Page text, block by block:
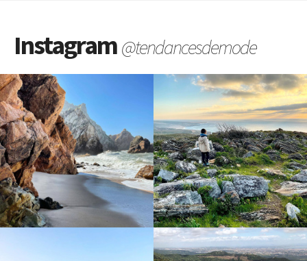
Instagram@tendancesdemode